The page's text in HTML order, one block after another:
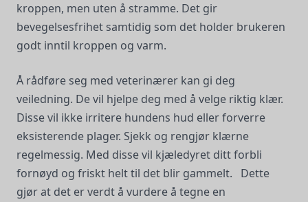
kroppen, men uten å stramme. Det gir
bevegelsesfrihet samtidig som det holder brukeren
godt inntil kroppen og varm.
Å rådføre seg med veterinærer kan gi deg
veiledning. De vil hjelpe deg med å velge riktig klær.
Disse vil ikke irritere hundens hud eller forverre
eksisterende plager. Sjekk og rengjør klærne
regelmessig. Med disse vil kjæledyret ditt forbli
fornøyd og friskt helt til det blir gammelt. Dette
gjør at det er verdt å vurdere å tegne en